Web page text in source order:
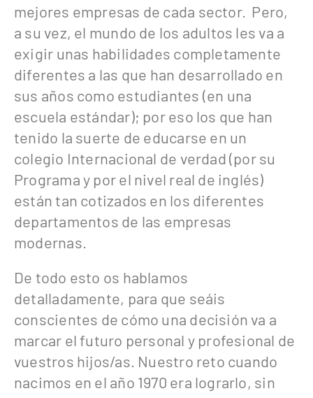
mejores empresas de cada sector. Pero,
a su vez, el mundo de los adultos les va a
exigir unas habilidades completamente
diferentes a las que han desarrollado en
sus años como estudiantes (en una
escuela estándar); por eso los que han
tenido la suerte de educarse en un
colegio Internacional de verdad (por su
Programa y por el nivel real de inglés)
están tan cotizados en los diferentes
departamentos de las empresas
modernas.
De todo esto os hablamos
detalladamente, para que seáis
conscientes de cómo una decisión va a
marcar el futuro personal y profesional de
vuestros hijos/as. Nuestro reto cuando
nacimos en el año 1970 era lograrlo, sin